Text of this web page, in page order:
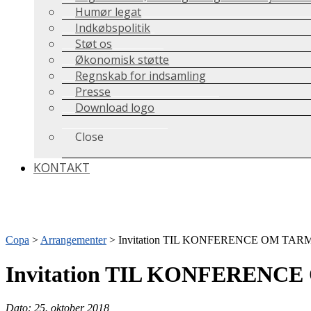
Humør legat
Indkøbspolitik
Støt os
Økonomisk støtte
Regnskab for indsamling
Presse
Download logo
Close
KONTAKT
Copa >Arrangementer> Invitation TIL KONFERENCE OM
Invitation TIL
Dato: 25. oktober 2018